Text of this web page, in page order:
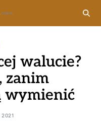
walucie?
zanim
wymienić